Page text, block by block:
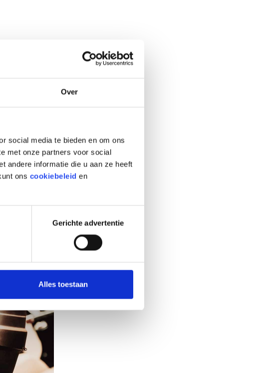
Over
social media te bieden en om ons
met onze partners voor social
andere informatie die u aan ze heeft
ons cookiebeleid en
Gerichte advertentie
Alles toestaan
dat
comfort en
In de
kleren of